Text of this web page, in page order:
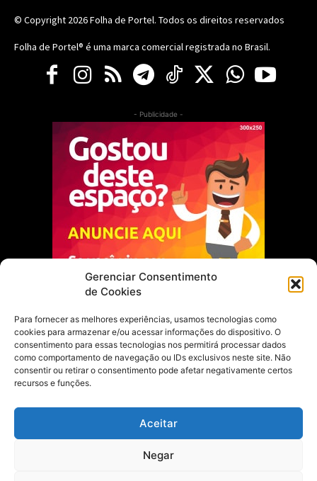
Gerenciar Consentimento
de Cookies
Para fornecer as melhores experiências, usamos tecnologias como
cookies para armazenar e/ou acessar informações do dispositivo. O
consentimento para essas tecnologias nos permitirá processar dados
como comportamento de navegação ou IDs exclusivos neste site. Não
consentir ou retirar o consentimento pode afetar negativamente certos
recursos e funções.
Aceitar
Negar
© Copyright 2026Folha de Portel. Todos os direitos reservados
Folha de Portel® é uma marca comercial registrada no Brasil.
- Publicidade -
Escolha do Editor
Justiça Itinerante garante regularização
fundiária e casamento comunitário para
famílias em Portel
21 de maio de 2026
feminino pelos Jogos Estudantis Paraenses